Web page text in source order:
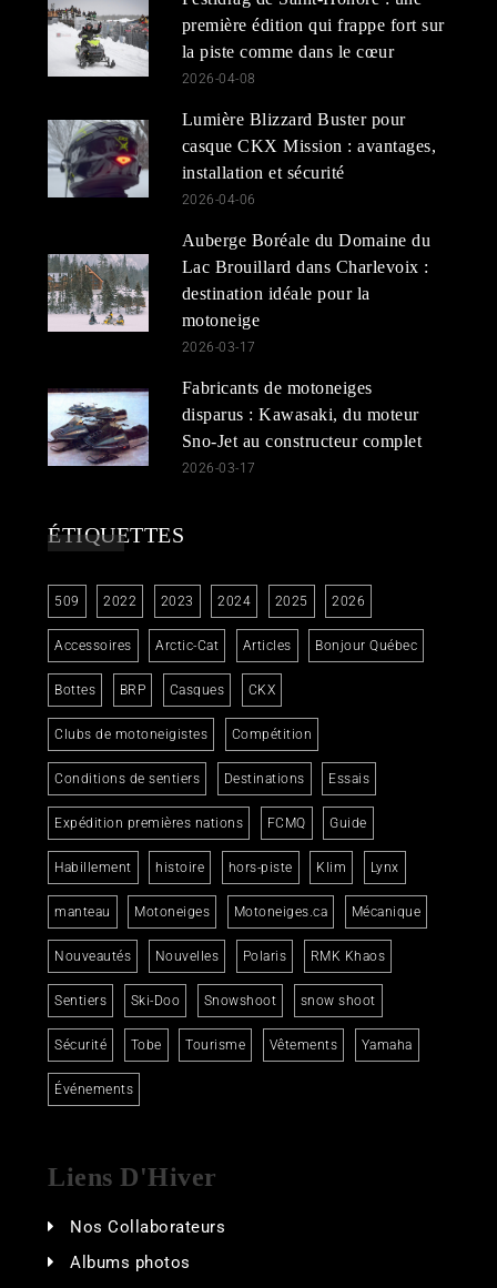
première édition qui frappe fort sur
la piste comme dans le cœur
2026-04-08
Lumière Blizzard Buster pour
casque CKX Mission : avantages,
installation et sécurité
2026-04-06
Auberge Boréale du Domaine du
Lac Brouillard dans Charlevoix :
destination idéale pour la
motoneige
2026-03-17
Fabricants de motoneiges
disparus : Kawasaki, du moteur
Sno-Jet au constructeur complet
2026-03-17
ÉTIQUETTES
509 2022 2023 2024 2025 2026
Accessoires Arctic-Cat Articles Bonjour Québec
Bottes BRP Casques CKX
Clubs de motoneigistes Compétition
Conditions de sentiers Destinations Essais
Expédition premières nations FCMQ Guide
Habillement histoire hors-piste Klim Lynx
manteau Motoneiges Motoneiges.ca Mécanique
Nouveautés Nouvelles Polaris RMK Khaos
Sentiers Ski-Doo Snowshoot snow shoot
Sécurité Tobe Tourisme Vêtements Yamaha
Événements
Liens D'Hiver
Nos Collaborateurs
Albums photos